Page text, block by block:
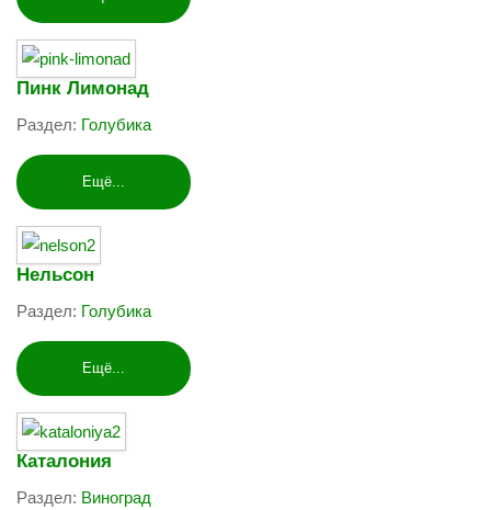
Пинк Лимонад
Раздел: Голубика
Ещё...
Нельсон
Раздел: Голубика
Ещё...
Каталония
Раздел: Виноград